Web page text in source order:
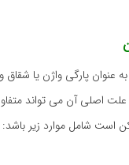
عنوان پارگی واژن یا
اصلی آن می تواند
است شامل موارد زیر باشد: